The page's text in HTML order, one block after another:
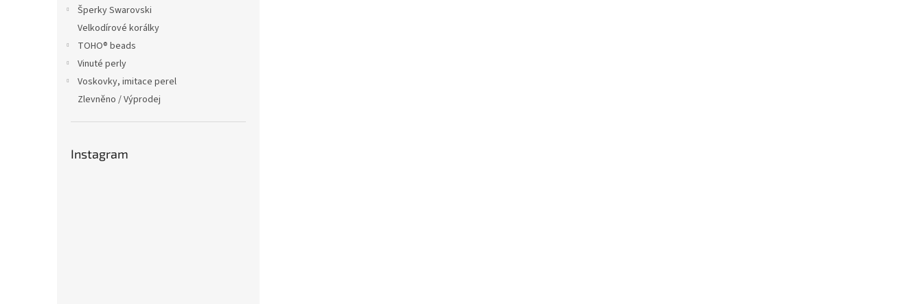
Šperky Swarovski
Velkodírové korálky
TOHO® beads
Vinuté perly
Voskovky, imitace perel
Zlevněno / Výprodej
Instagram